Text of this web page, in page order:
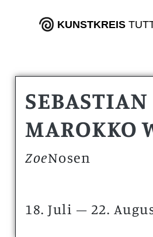
KUNSTKREIS
SEBASTIAN
MAROKKO
ZoeNosen
18. Juli – 22.